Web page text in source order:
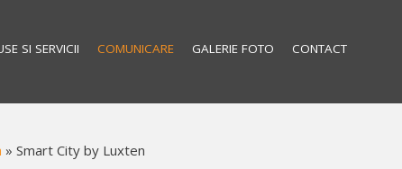
SI SERVICII COMUNICARE GALERIE FOTO CONTACT
» Smart City by Luxten